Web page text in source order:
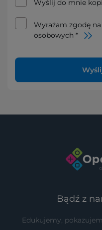
Wyślij do mnie
Wyrażam zgodę
osobowych *
Bądź z
Edukujemy,